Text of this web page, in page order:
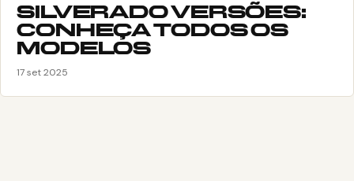
SILVERADO VERSÕES:
CONHEÇA TODOS OS
MODELOS
17 set 2025